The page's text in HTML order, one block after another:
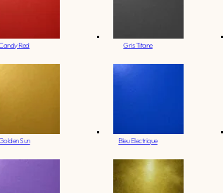
Red Gris Titane
Sun Bleu Electrique